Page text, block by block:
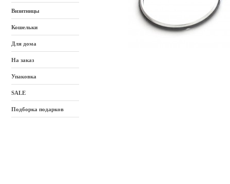
Визитницы
Кошельки
Для дома
На заказ
Упаковка
SALE
Подборка подарков